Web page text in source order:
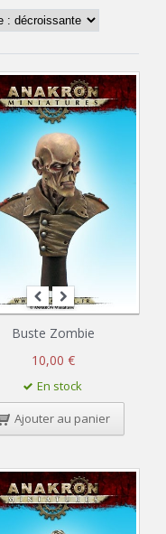
Buste Zombie
10,00 €
En stock
Ajouter au panier